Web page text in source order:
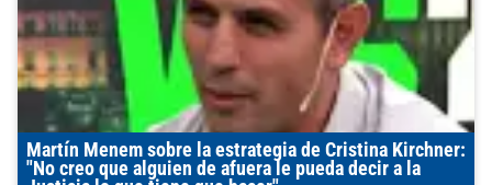
Martín Menem sobre la estrategia de Cristina Kirchner:
"No creo que alguien de afuera le pueda decir a la